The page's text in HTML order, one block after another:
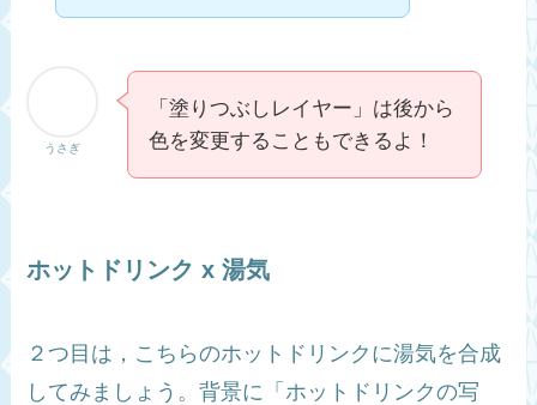
うさぎ
「塗りつぶしレイヤー」は後から
色を変更することもできるよ！
ホットドリンク x 湯気
２つ目は，こちらのホットドリンクに湯気を合成
してみましょう。背景に「ホットドリンクの写